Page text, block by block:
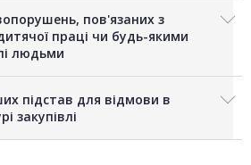
пов'язаних з
праці чи будь-якими
людьми
підстав для відмови в
закупівлі